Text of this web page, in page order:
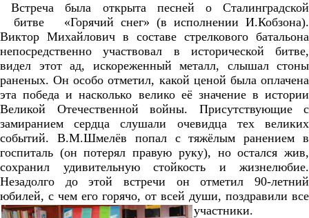
Встреча была открыта песней о Сталинградской
битве «Горячий снег» (в исполнении И.Кобзона).
Виктор Михайлович в составе стрелкового батальона
непосредственно участвовал в исторической битве,
видел этот ад, искореженный металл, слышал стоны
раненых. Он особо отметил, какой ценой была оплачена
эта победа и насколько велико её значение в истории
Великой Отечественной войны. Присутствующие с
замиранием сердца слушали очевидца тех великих
событий. В.М.Шмелёв попал с тяжёлым ранением в
госпиталь (он потерял правую руку), но остался жив,
сохранил удивительную стойкость и жизнелюбие.
Незадолго до этой встречи он отметил 90-летний
юбилей, с чем его горячо, от всей души, поздравили все
участники.